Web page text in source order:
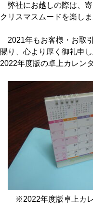
弊社にお越しの際は、
クリスマスムードを楽し
2021年もお客様・お取
賜り、心より厚く御礼申
2022年度版の卓上カレン
※2022年度版卓上カレ